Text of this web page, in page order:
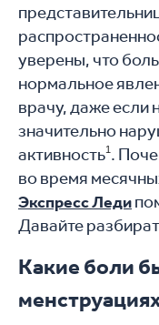
уверены, что
нормальное
врачу, даже если
значительно
активность1 .
во время
Экспресс Леди
Давайте
Какие боли